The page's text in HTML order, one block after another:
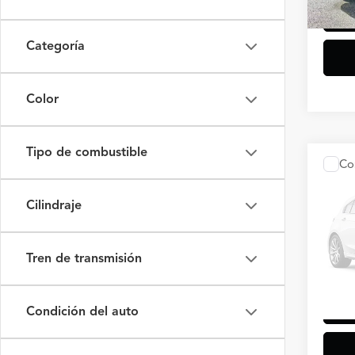
Categoría
Color
Tipo de combustible
Cilindraje
Tren de transmisión
Condición del auto
VIN: